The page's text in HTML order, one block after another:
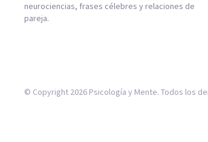
neurociencias, frases célebres y relaciones de
pareja.
© Copyright 2026 Psicología y Mente. Todos los